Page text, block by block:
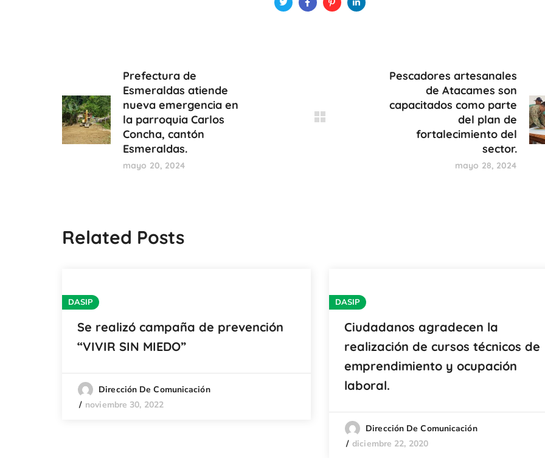
Prefectura de
Esmeraldas atiende
nueva emergencia en
la parroquia Carlos
Concha, cantón
Esmeraldas.
mayo 20, 2024
Pescadores artesanales
de Atacames son
capacitados como parte
del plan de
fortalecimiento del
sector.
mayo 28, 2024
Related Posts
DASIP
Se realizó campaña de prevención
“VIVIR SIN MIEDO”
Dirección De Comunicación
noviembre 30, 2022
DASIP
Ciudadanos agradecen la
realización de cursos técnicos de
emprendimiento y ocupación
laboral.
Dirección De Comunicación
diciembre 22, 2020